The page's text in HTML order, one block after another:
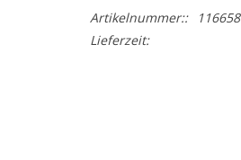
Artikelnummer::
116658
Lieferzeit: